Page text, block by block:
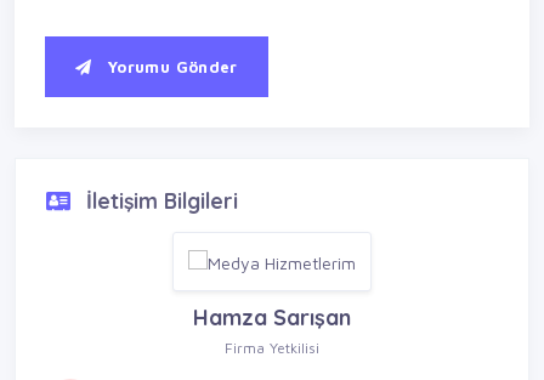
Yorumu Gönder
İletişim Bilgileri
Hamza Sarışan
Firma Yetkilisi